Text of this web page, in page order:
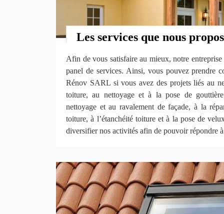
Les services que nous
Afin de vous satisfaire au mieux, notre
panel de services. Ainsi, vous pouvez prendre
Rénov SARL si vous avez des projets liés au
toiture, au nettoyage et à la pose de
nettoyage et au ravalement de façade, à la
toiture, à l’étanchéité toiture et à la pose de
diversifier nos activités afin de pouvoir répondre